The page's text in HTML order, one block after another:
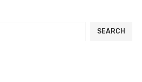
SEARCH